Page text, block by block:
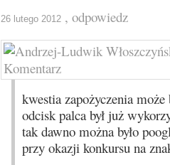
26 lutego 2012 , odpowiedz
kwestia zapożyczenia
odcisk palca był już
tak dawno można było
przy okazji konkursu na